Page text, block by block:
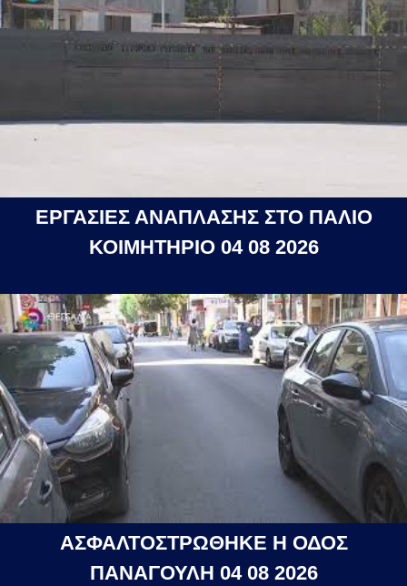
ΕΡΓΑΣΙΕΣ ΑΝΑΠΛΑΣΗΣ ΣΤΟ ΠΑΛΙΟ
ΚΟΙΜΗΤΗΡΙΟ 04 08 2026
ΑΣΦΑΛΤΟΣΤΡΩΘΗΚΕ Η ΟΔΟΣ
ΠΑΝΑΓΟΥΛΗ 04 08 2026